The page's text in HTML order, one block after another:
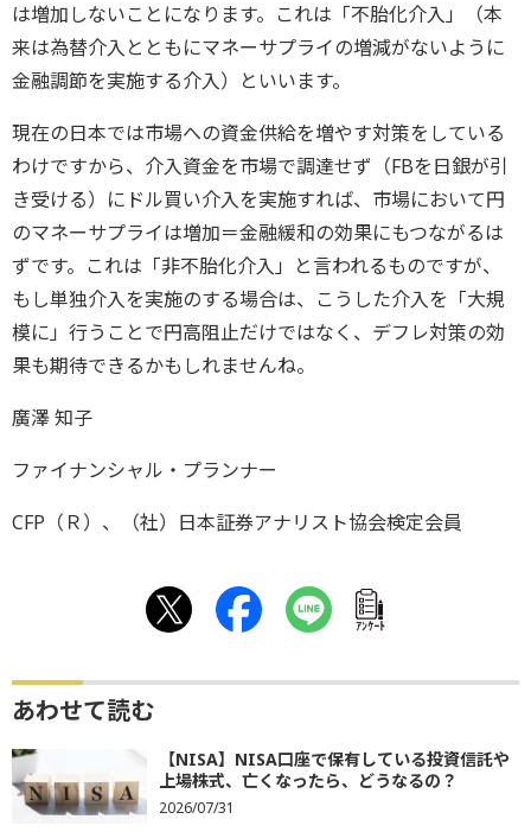
は増加しないことになります。これは「不胎化介入」（本
来は為替介入とともにマネーサプライの増減がないように
金融調節を実施する介入）といいます。
現在の日本では市場への資金供給を増やす対策をしている
わけですから、介入資金を市場で調達せず（FBを日銀が引
き受ける）にドル買い介入を実施すれば、市場において円
のマネーサプライは増加＝金融緩和の効果にもつながるは
ずです。これは「非不胎化介入」と言われるものですが、
もし単独介入を実施のする場合は、こうした介入を「大規
模に」行うことで円高阻止だけではなく、デフレ対策の効
果も期待できるかもしれませんね。
廣澤 知子
ファイナンシャル・プランナー
CFP（Ｒ）、（社）日本証券アナリスト協会検定会員
ｱﾝｹｰﾄ
あわせて読む
【NISA】NISA口座で保有している投資信託や
上場株式、亡くなったら、どうなるの？
2026/07/31